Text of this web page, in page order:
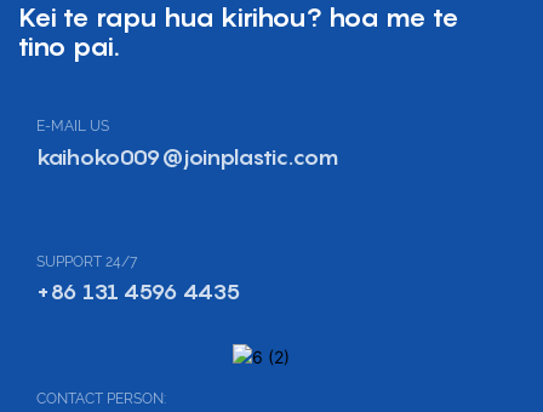
Kei te rapu hua kirihou? hoa me te
tino pai.
E-MAIL US
kaihoko009@joinplastic.com
SUPPORT 24/7
+86 131 4596 4435
CONTACT PERSON: